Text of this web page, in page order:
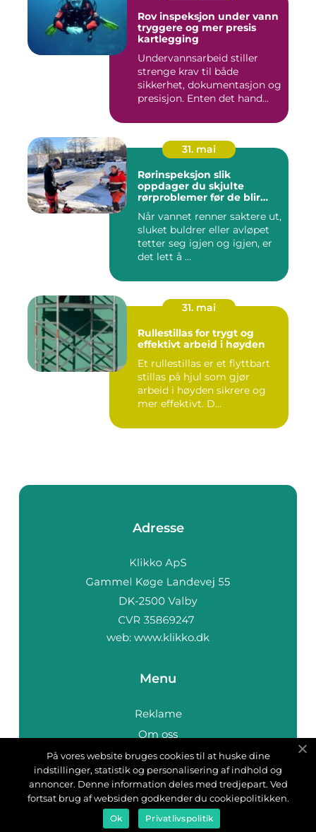
Rov inspeksjon under vann
tryggere og mer presis
kartlegging
Undervannsarbeid stiller
strenge krav til både
sikkerhet, dokumentasjon og
presisjon. Enten det hand...
31. mai
Rørinspeksjon slik
oppdager du skjulte
rørproblemer før de blir
Når vannet renner saktere ut,
sluket buldrer eller avløpet
tetter seg igjen og igjen, er
det lett å ...
31. mai
Rullestillas for trygt og
effektivt arbeid i høyden
Et rullestillas er et flyttbart
stillas på hjul som gjør
arbeid i høyden sikrere og
mer effektivt. D...
Adresse
web: www.klikko.dk
Menu
Reklame
Om oss
Cookies
Kontakt Oss
Sitemap
På vores website bruges cookies til at huske dine
indstillinger, statistik og personalisering af indhold og
annoncer. Denne information deles med tredjepart. Ved
fortsat brug af websiden godkender du cookiepolitikken.
Ok Privatlivspolitik